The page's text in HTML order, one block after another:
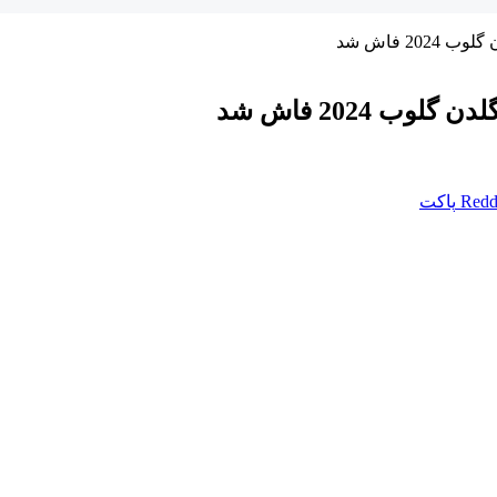
فاش شد
فاش شد
پاکت